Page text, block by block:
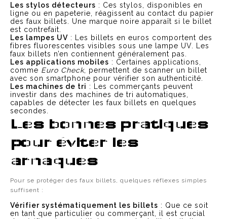
Les stylos détecteurs : Ces stylos, disponibles en
ligne ou en papeterie, réagissent au contact du papier
des faux billets. Une marque noire apparaît si le billet
est contrefait.
Les lampes UV : Les billets en euros comportent des
fibres fluorescentes visibles sous une lampe UV. Les
faux billets n’en contiennent généralement pas.
Les applications mobiles : Certaines applications,
comme Euro Check, permettent de scanner un billet
avec son smartphone pour vérifier son authenticité.
Les machines de tri : Les commerçants peuvent
investir dans des machines de tri automatiques,
capables de détecter les faux billets en quelques
secondes.
Les bonnes pratiques
pour éviter les
arnaques
Pour se protéger des faux billets, quelques réflexes simples
suffisent :
Vérifier systématiquement les billets : Que ce soit
en tant que particulier ou commerçant, il est crucial